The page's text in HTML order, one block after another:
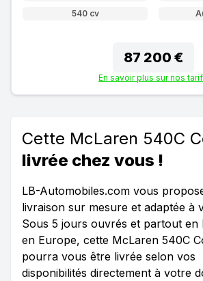
540 cv
87 200 €
En savoir plus sur nos
Cette McLaren 540C
livrée chez vous !
LB-Automobiles.com vous
livraison sur mesure et adaptée à
Sous 5 jours ouvrés et partout en
en Europe, cette McLaren 540C
pourra vous être livrée selon vos
disponibilités directement à votre